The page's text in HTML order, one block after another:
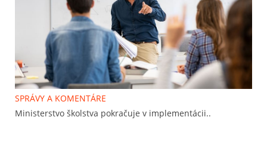
SPRÁVY A KOMENTÁRE
Ministerstvo školstva pokračuje v implementácii..